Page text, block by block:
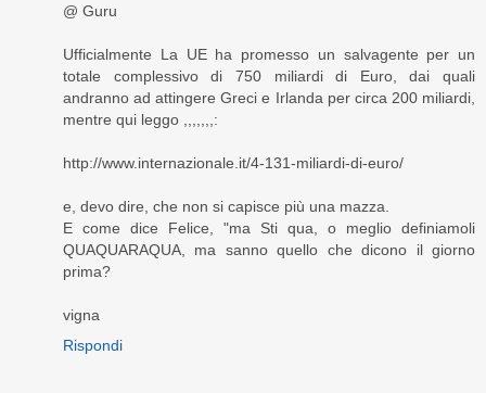
@ Guru
Ufficialmente La UE ha promesso un salvagente per un
totale complessivo di 750 miliardi di Euro, dai quali
andranno ad attingere Greci e Irlanda per circa 200 miliardi,
mentre qui leggo ,,,,,,,:
http://www.internazionale.it/4-131-miliardi-di-euro/
e, devo dire, che non si capisce più una mazza.
E come dice Felice, "ma Sti qua, o meglio definiamoli
QUAQUARAQUA, ma sanno quello che dicono il giorno
prima?
vigna
Rispondi